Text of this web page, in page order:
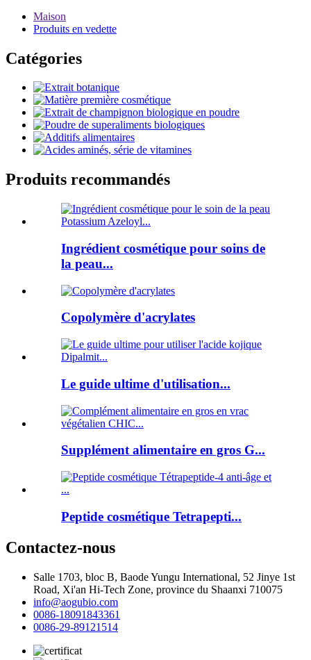
Maison
Produits en vedette
Catégories
Produits recommandés
Ingrédient cosmétique pour soins de
la peau...
Copolymère d'acrylates
Le guide ultime d'utilisation...
Supplément alimentaire en gros G...
Peptide cosmétique Tetrapepti...
Contactez-nous
Salle 1703, bloc B, Baode Yungu International, 52 Jinye 1st
Road, Xi'an Hi-Tech Zone, province du Shaanxi 710075
info@aogubio.com
0086-18091843361
0086-29-89121514